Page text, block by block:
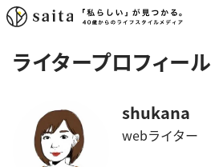
ライタープロフィール
shukana
webライター